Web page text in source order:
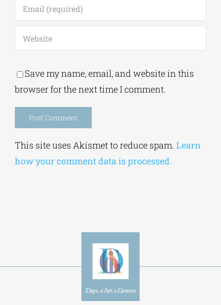
Save my name, email, and website in this
browser for the next time I comment.
This site uses Akismet to reduce spam. Learn
how your comment data is processed.